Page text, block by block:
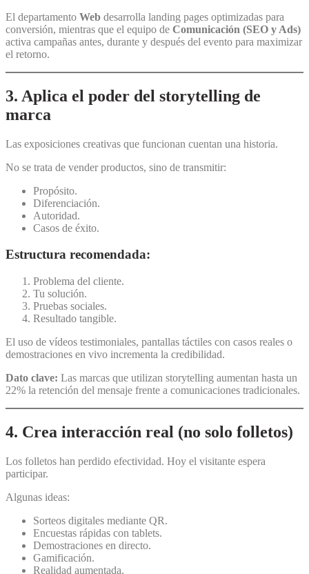
El departamento Web desarrolla landing pages optimizadas para
conversión, mientras que el equipo de Comunicación (SEO y Ads)
activa campañas antes, durante y después del evento para maximizar
el retorno.
3. Aplica el poder del storytelling de
marca
Las exposiciones creativas que funcionan cuentan una historia.
No se trata de vender productos, sino de transmitir:
Propósito.
Diferenciación.
Autoridad.
Casos de éxito.
Estructura recomendada:
Problema del cliente.
Tu solución.
Pruebas sociales.
Resultado tangible.
El uso de vídeos testimoniales, pantallas táctiles con casos reales o
demostraciones en vivo incrementa la credibilidad.
Dato clave: Las marcas que utilizan storytelling aumentan hasta un
22% la retención del mensaje frente a comunicaciones tradicionales.
4. Crea interacción real (no solo folletos)
Los folletos han perdido efectividad. Hoy el visitante espera
participar.
Algunas ideas:
Sorteos digitales mediante QR.
Encuestas rápidas con tablets.
Demostraciones en directo.
Gamificación.
Realidad aumentada.